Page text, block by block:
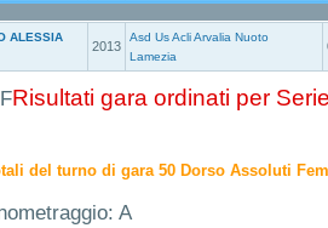
ALESSIA
2013
Asd Us Acli Arvalia Nuoto
Lamezia
Risultati gara ordinati per
del turno di gara 50 Dorso Assoluti
A